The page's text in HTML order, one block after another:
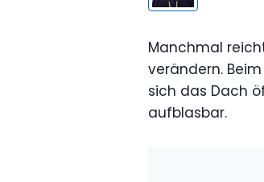
Manchmal
verändern.
sich das Dach
aufblasbar.